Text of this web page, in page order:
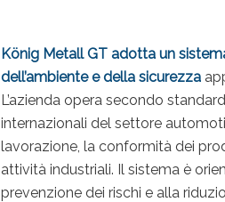
König Metall GT adotta un
dell’ambiente e della sicurezza
L’azienda opera secondo
internazionali del settore
lavorazione, la conformità dei
attività industriali. Il sistema è
prevenzione dei rischi e alla